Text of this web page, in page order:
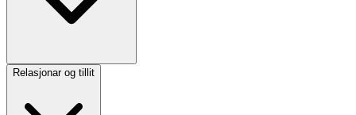
Relasjonar og tillit